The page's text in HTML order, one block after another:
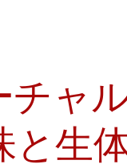
チャ
と生